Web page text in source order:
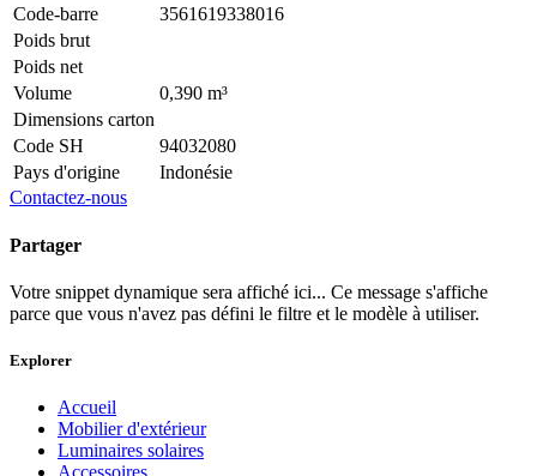
Code-barre
3561619338016
Poids brut
Poids net
Volume
0,390 m³
Dimensions carton
Code SH
94032080
Pays d'origine
Indonésie
Contactez-nous
Partager
Votre snippet dynamique sera affiché ici... Ce message s'affiche
parce que vous n'avez pas défini le filtre et le modèle à utiliser.
Explorer
Accueil
Mobilier d'extérieur
Luminaires solaires